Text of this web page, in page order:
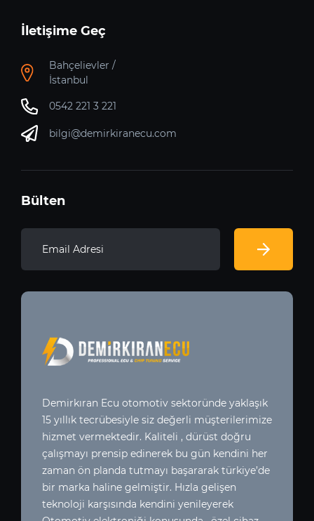
İletişime Geç
Bahçelievler /
İstanbul
0542 221 3 221
bilgi@demirkiranecu.com
Bülten
Demirkıran Ecu otomotiv sektoründe yaklaşık
15 yıllık tecrübesiyle siz değerli müşterilerimize
hizmet vermektedir. Kaliteli , dürüst doğru
çalışmayı prensip edinerek bu gün kendini her
zaman ön planda tutmayı başararak türkiye’de
bir marka haline gelmiştir. Hızla gelişen
teknoloji karşısında kendini yenileyerek